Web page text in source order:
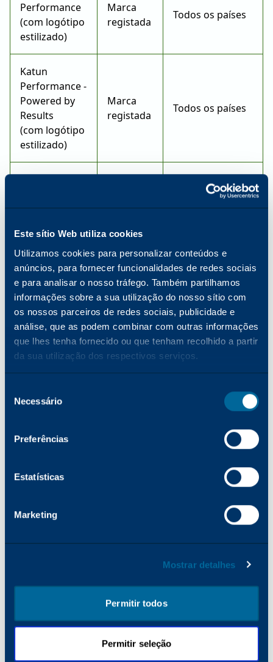
Este sítio Web utiliza cookies
Utilizamos cookies para personalizar conteúdos e
anúncios, para fornecer funcionalidades de redes sociais
e para analisar o nosso tráfego. Também partilhamos
informações sobre a sua utilização do nosso sítio com
os nossos parceiros de redes sociais, publicidade e
análise, que as podem combinar com outras informações
que lhes tenha fornecido ou que tenham recolhido a partir
da sua utilização dos respectivos serviços.
Necessário
Preferências
Estatísticas
Marketing
Mostrar detalhes
Permitir todos
Permitir seleção
Performance
(com logótipo
estilizado)
Marca
registada
Todos os países
Katun
Performance -
Powered by
Results
(com logótipo
estilizado)
Marca
registada
Todos os países
Todos os países
ALUMANA
Marca
Marca
registada
Todos os outros
países
DURACON,
Marca
registada
Marca
Todos os outros
E-Z SPOOL Todos os países
II, FIBRA III
registada
Todos os outros
países
MICROSLEEVE
Marca
registada
Alemanha, Suíça,
E.U.A.